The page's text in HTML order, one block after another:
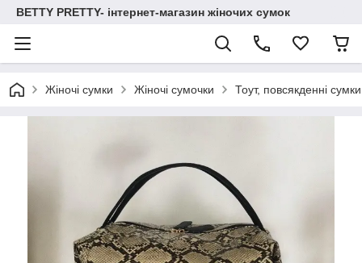
BETTY PRETTY- інтернет-магазин жіночих сумок
Жіночі сумки Жіночі сумочки Тоут, повсякденні сумки